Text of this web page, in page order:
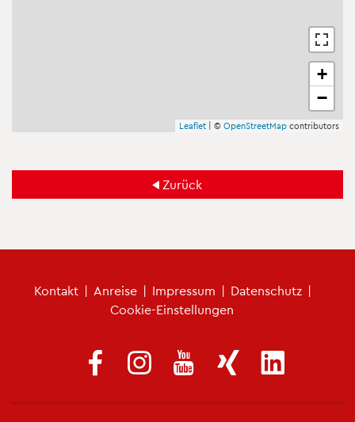
+
−
Leaf­let | © Open­Street­Map con­tri­bu­tors
Zu­rück
Kon­takt | An­rei­se | Im­pres­sum | Da­ten­schutz |
Coo­kie-Ein­stel­lun­gen